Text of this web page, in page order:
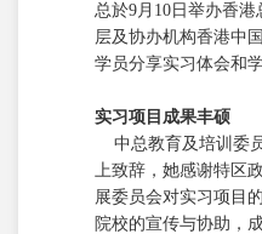
总於9月10日举办香
层及协办机构香港中
学员分享实习体会和学
实习项目成果丰硕
中总教育及培训委
上致辞，她感谢特区
展委员会对实习项目
院校的宣传与协助，